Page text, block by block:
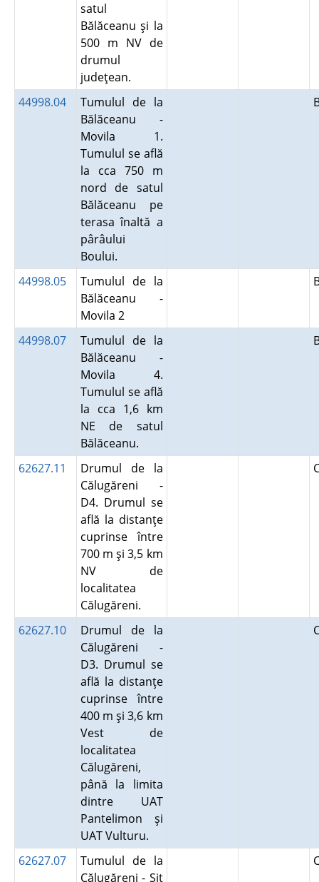
satul
Bălăceanu şi la
500 m NV de
drumul
judeţean.
44998.04
Tumulul de la
Bălăceanu -
Movila 1.
Tumulul se află
la cca 750 m
nord de satul
Bălăceanu pe
terasa înaltă a
pârâului
Boului.
44998.05
Tumulul de la
Bălăceanu -
Movila 2
44998.07
Tumulul de la
Bălăceanu -
Movila 4.
Tumulul se află
la cca 1,6 km
NE de satul
Bălăceanu.
62627.11
Drumul de la
Călugăreni -
D4. Drumul se
află la distanţe
cuprinse între
700 m şi 3,5 km
NV de
localitatea
Călugăreni.
62627.10
Drumul de la
Călugăreni -
D3. Drumul se
află la distanţe
cuprinse între
400 m şi 3,6 km
Vest de
localitatea
Călugăreni,
până la limita
dintre UAT
Pantelimon şi
UAT Vulturu.
62627.07
Tumulul de la
Călugăreni - Sit